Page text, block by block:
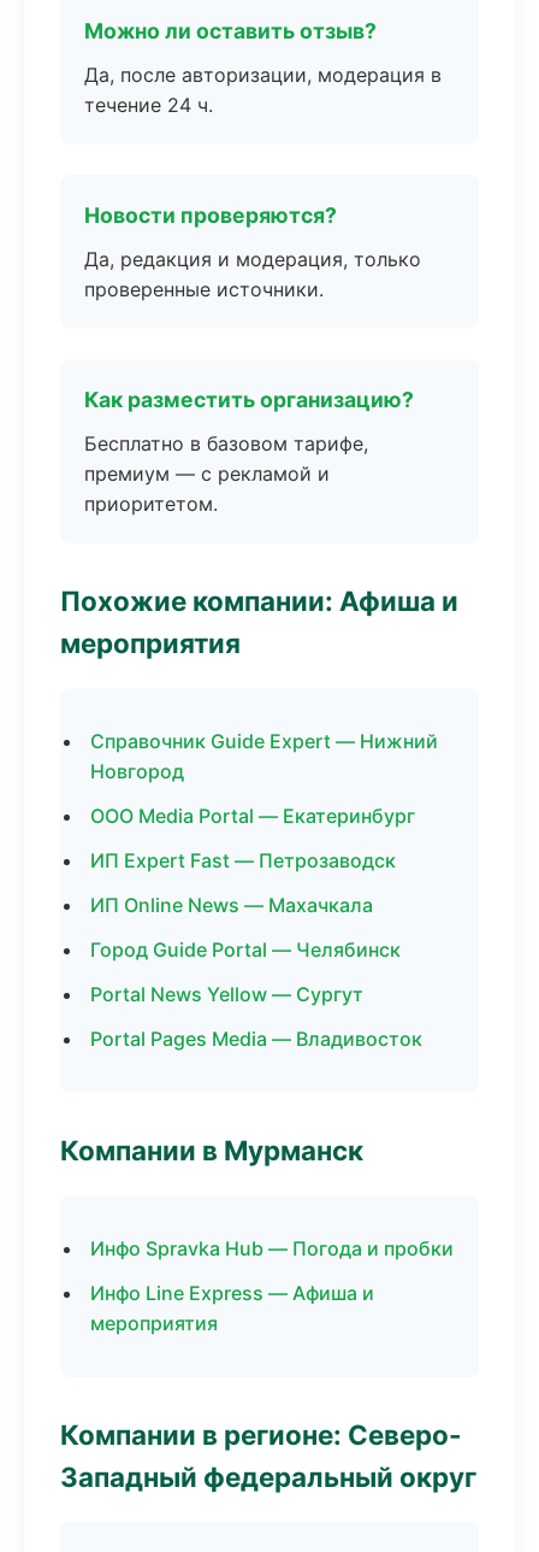
Можно ли оставить отзыв?
Да, после авторизации, модерация в
течение 24 ч.
Новости проверяются?
Да, редакция и модерация, только
проверенные источники.
Как разместить организацию?
Бесплатно в базовом тарифе,
премиум — с рекламой и
приоритетом.
Похожие компании: Афиша и
мероприятия
Справочник Guide Expert — Нижний
Новгород
ООО Media Portal — Екатеринбург
ИП Expert Fast — Петрозаводск
ИП Online News — Махачкала
Город Guide Portal — Челябинск
Portal News Yellow — Сургут
Portal Pages Media — Владивосток
Компании в Мурманск
Инфо Spravka Hub — Погода и пробки
Инфо Line Express — Афиша и
мероприятия
Компании в регионе: Северо-
Западный федеральный округ